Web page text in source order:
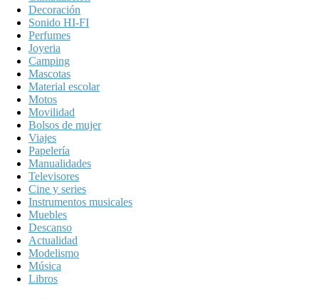
Decoración
Sonido HI-FI
Perfumes
Joyeria
Camping
Mascotas
Material escolar
Motos
Movilidad
Bolsos de mujer
Viajes
Papelería
Manualidades
Televisores
Cine y series
Instrumentos musicales
Muebles
Descanso
Actualidad
Modelismo
Música
Libros